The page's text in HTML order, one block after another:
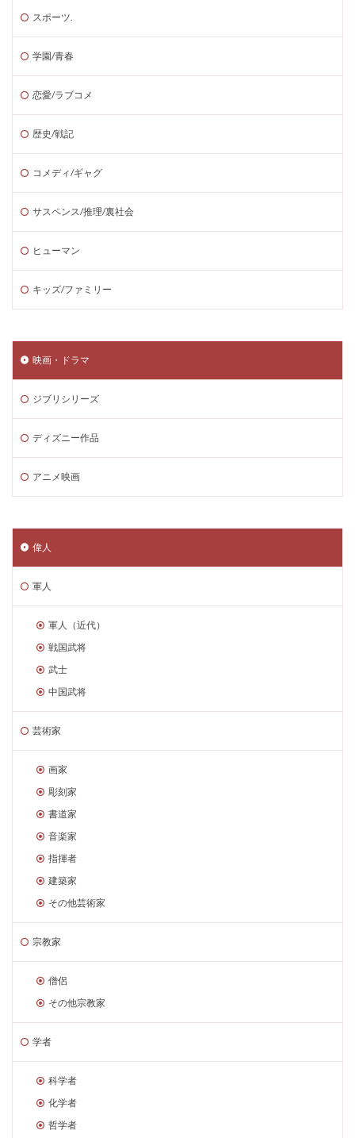
スポーツ.
学園/青春
恋愛/ラブコメ
歴史/戦記
コメディ/ギャグ
サスペンス/推理/裏社会
ヒューマン
キッズ/ファミリー
映画・ドラマ
ジブリシリーズ
ディズニー作品
アニメ映画
偉人
軍人
軍人（近代）
戦国武将
武士
中国武将
芸術家
画家
彫刻家
書道家
音楽家
指揮者
建築家
その他芸術家
宗教家
僧侶
その他宗教家
学者
科学者
化学者
哲学者